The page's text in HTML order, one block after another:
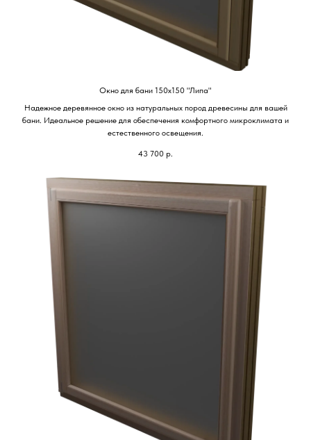
Окно для бани 150х150 "Липа"
Надежное деревянное окно из натуральных пород древесины для вашей
бани. Идеальное решение для обеспечения комфортного микроклимата и
естественного освещения.
43 700 р.